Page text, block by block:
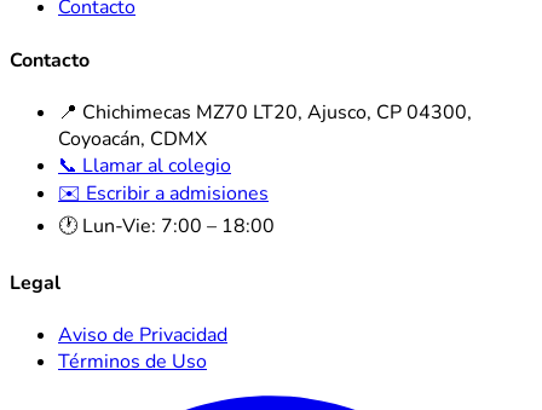
Contacto
Contacto
📍 Chichimecas MZ70 LT20, Ajusco, CP 04300,
Coyoacán, CDMX
📞 Llamar al colegio
✉️ Escribir a admisiones
🕐 Lun-Vie: 7:00 – 18:00
Legal
Aviso de Privacidad
Términos de Uso